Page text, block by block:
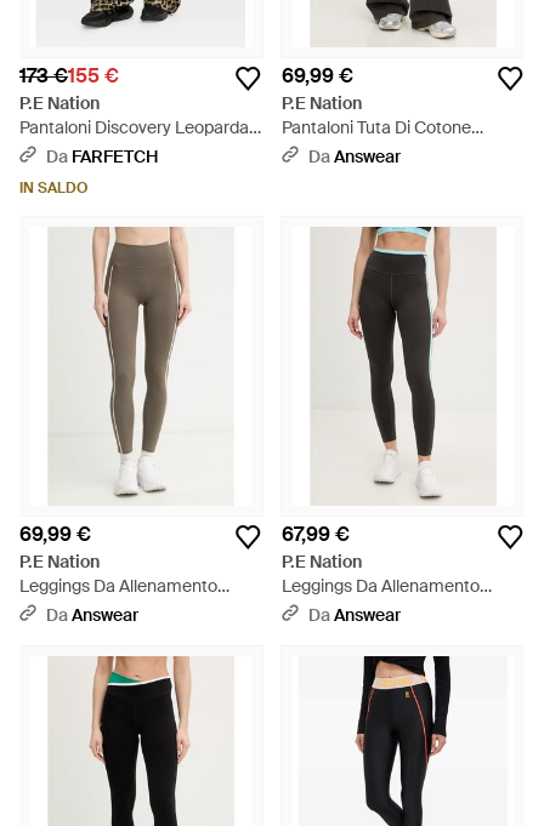
173 €155 €
P.E Nation
Pantaloni Discovery Leopardati
- Nero
Da FARFETCH
IN SALDO
69,99 €
P.E Nation
Pantaloni Tuta Di Cotone
Adventure - Nero
DaAnswear
69,99 €
P.E Nation
Leggings Da Allenamento
Dynamic - Verde
DaAnswear
67,99 €
P.E Nation
Leggings Da Allenamento
Convex - Nero
DaAnswear